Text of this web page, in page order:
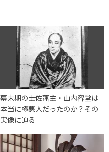
幕末期の土佐藩主・山内容堂は
本当に極悪人だったのか？その
実像に迫る